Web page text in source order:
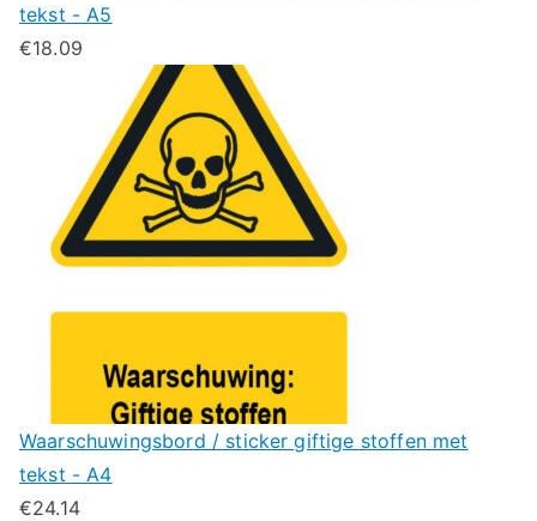
tekst - A5
€18.09
Waarschuwingsbord / sticker giftige stoffen met
tekst - A4
€24.14